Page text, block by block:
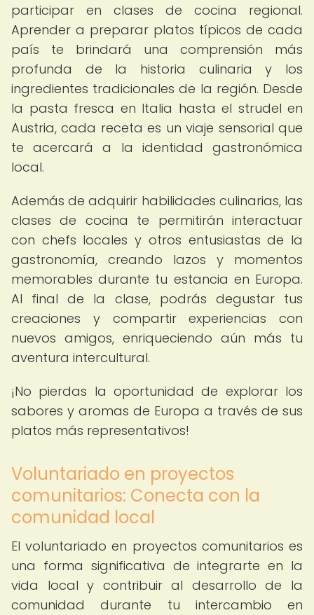
participar en clases de cocina regional.
Aprender a preparar platos típicos de cada
país te brindará una comprensión más
profunda de la historia culinaria y los
ingredientes tradicionales de la región. Desde
la pasta fresca en Italia hasta el strudel en
Austria, cada receta es un viaje sensorial que
te acercará a la identidad gastronómica
local.
Además de adquirir habilidades culinarias, las
clases de cocina te permitirán interactuar
con chefs locales y otros entusiastas de la
gastronomía, creando lazos y momentos
memorables durante tu estancia en Europa.
Al final de la clase, podrás degustar tus
creaciones y compartir experiencias con
nuevos amigos, enriqueciendo aún más tu
aventura intercultural.
¡No pierdas la oportunidad de explorar los
sabores y aromas de Europa a través de sus
platos más representativos!
Voluntariado en proyectos
comunitarios: Conecta con la
comunidad local
El voluntariado en proyectos comunitarios es
una forma significativa de integrarte en la
vida local y contribuir al desarrollo de la
comunidad durante tu intercambio en